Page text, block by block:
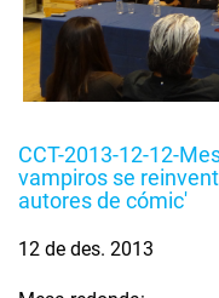
CCT-2013-12-12-
vampiros se
autores de cómic'
12 de des. 2013